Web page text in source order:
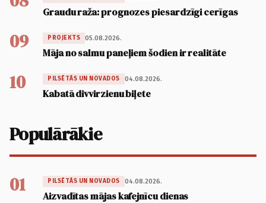
Graudu raža: prognozes piesardzīgi cerīgas
09 PROJEKTS 05.08.2026.
Māja no salmu paneļiem šodien ir realitāte
10 PILSĒTĀS UN NOVADOS 04.08.2026.
Kabatā divvirzienu biļete
Populārākie
01 PILSĒTĀS UN NOVADOS 04.08.2026.
Aizvadītas mājas kafejnīcu dienas